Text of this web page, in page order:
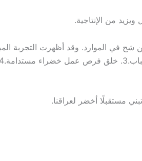
من الإنتاجية.
شح في الموارد. وقد أظهرت التجربة
مستقبلًا أخضر لعراقنا.